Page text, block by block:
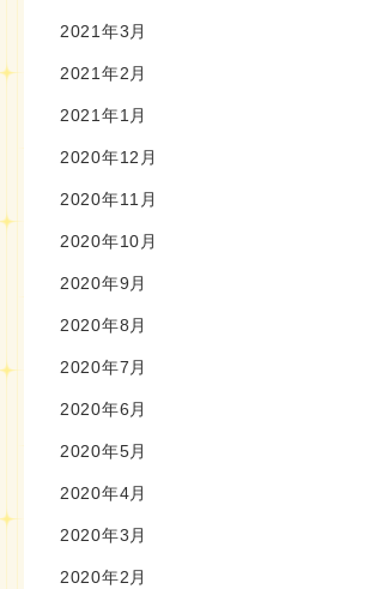
2021年3月
2021年2月
2021年1月
2020年12月
2020年11月
2020年10月
2020年9月
2020年8月
2020年7月
2020年6月
2020年5月
2020年4月
2020年3月
2020年2月